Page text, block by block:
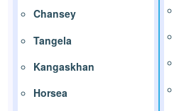
Chansey
Tangela
Kangaskhan
Horsea